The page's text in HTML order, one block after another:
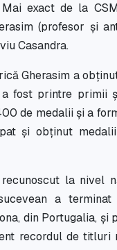
exact de la
(profesor și
Casandra.
Gherasim a
fost printre primii
de medalii şi a
şi obţinut
la nivel
a
din Portugalia, şi
recordul de